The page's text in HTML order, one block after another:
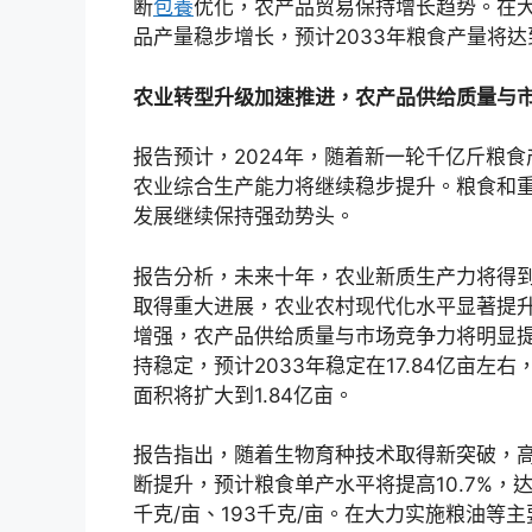
断包養优化，农产品贸易保持增长趋势。在
品产量稳步增长，预计2033年粮食产量将
农业转型升级加速推进，农产品供给质量与
报告预计，2024年，随着新一轮千亿斤粮
农业综合生产能力将继续稳步提升。粮食和
发展继续保持强劲势头。
报告分析，未来十年，农业新质生产力将得
取得重大进展，农业农村现代化水平显著提
增强，农产品供给质量与市场竞争力将明显
持稳定，预计2033年稳定在17.84亿亩左右
面积将扩大到1.84亿亩。
报告指出，随着生物育种技术取得新突破，
断提升，预计粮食单产水平将提高10.7%
千克/亩、193千克/亩。在大力实施粮油等